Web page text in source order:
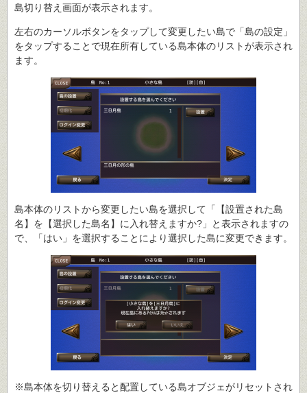
島切り替え画面が表示されます。
左右のカーソルボタンをタップして変更したい島で「島の設定」
をタップすることで現在所有している島本体のリストが表示され
ます。
島本体のリストから変更したい島を選択して「【設置された島
名】を【選択した島名】に入れ替えますか?」と表示されますの
で、「はい」を選択することにより選択した島に変更できます。
※島本体を切り替えると配置している島オブジェがリセットされ